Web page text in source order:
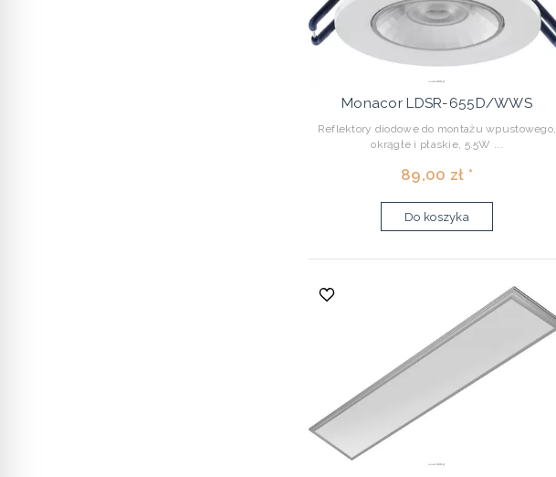
Monacor LDSR-655D/WWS
Reflektory diodowe do montażu wpustowego,
okrągłe i płaskie, 5.5W ...
89,00 zł *
Do koszyka